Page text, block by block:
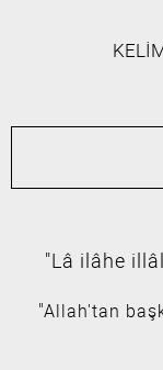
"Lâ ilâhe
"Allah'tan